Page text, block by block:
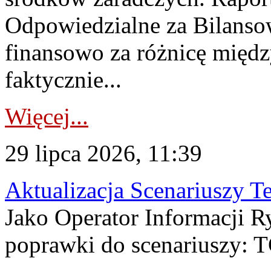
Odpowiedzialne za
finansowo za różnicę
faktycznie...
Więcej...
29 lipca 2026, 11:39
Aktualizacja Scenariuszy
Jako Operator Informacji
poprawki do scenariuszy: